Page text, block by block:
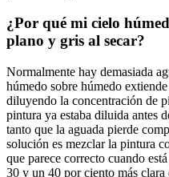
¿Por qué mi cielo
plano y gris al secar?
Normalmente hay demasiada
húmedo sobre húmedo
diluyendo la concentración de
pintura ya estaba diluida antes
tanto que la aguada pierde
solución es mezclar la pintura
que parece correcto cuando
30 y un 40 por ciento más